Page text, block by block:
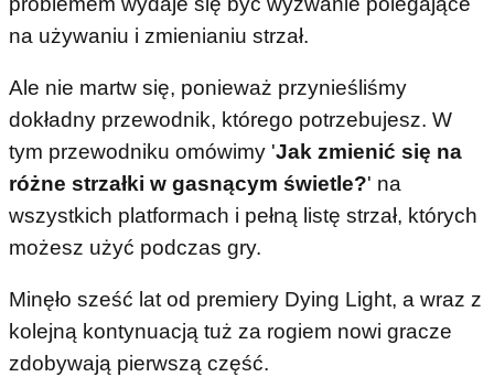
na używaniu i zmienianiu strzał.
Ale nie martw się, ponieważ przynieśliśmy
dokładny przewodnik, którego potrzebujesz. W
tym przewodniku omówimy 'Jak zmienić się na
różne strzałki w gasnącym świetle?' na
wszystkich platformach i pełną listę strzał, których
możesz użyć podczas gry.
Minęło sześć lat od premiery Dying Light, a wraz z
kolejną kontynuacją tuż za rogiem nowi gracze
zdobywają pierwszą część.